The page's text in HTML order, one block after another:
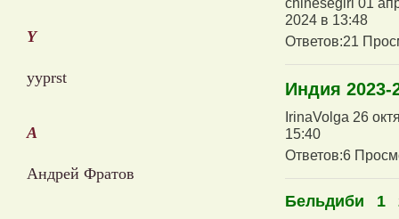
Y
yyprst
А
Андрей Фратов
2024 в 13:48
Ответов:21
Индия 2023-
IrinaVolga 26
15:40
Ответов:6
Бельдиби 1